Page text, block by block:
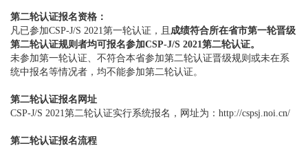
第二轮认证报名资格：
凡已参加CSP-J/S 2021第一轮认证，且 成绩符合所在省市第一轮晋级
第二轮认证规则者均可报名参加CSP-J/S 2021第二轮认证。
未参加第一轮认证、不符合本省参加第二轮认证晋级规则或未在系
统中报名等情况者，均不能参加第二轮认证。
第二轮认证报名网址
CSP-J/S 2021第二轮认证实行系统报名，网址为： http://cspsj.noi.cn/
第二轮认证报名流程